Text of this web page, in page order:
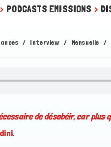
> PODCASTS EMISSIONS >
/ Interview / Mensuelle /
de désobéir, car plus